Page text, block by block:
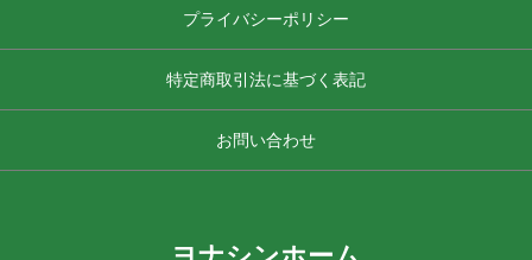
プライバシーポリシー
特定商取引法に基づく表記
お問い合わせ